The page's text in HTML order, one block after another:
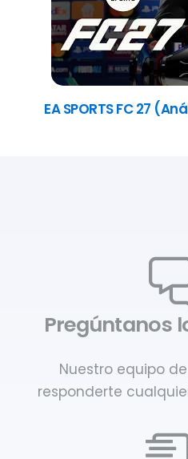
EA SPORTS FC 27
Pregúntanos
Nuestro equipo
responderte